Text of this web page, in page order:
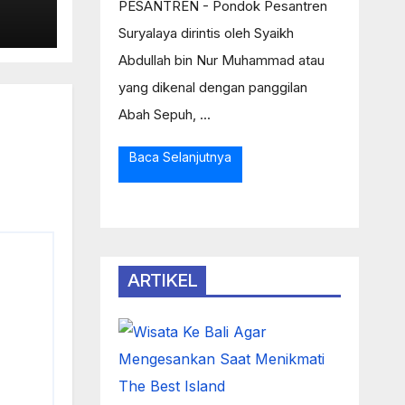
PESANTREN - Pondok Pesantren
Suryalaya dirintis oleh Syaikh
Abdullah bin Nur Muhammad atau
yang dikenal dengan panggilan
Abah Sepuh, ...
Baca Selanjutnya
ARTIKEL